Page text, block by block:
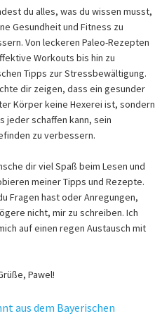
du alles, was du wissen musst,
Gesundheit und Fitness zu
Von leckeren Paleo-Rezepten
Workouts bis hin zu
Tipps zur Stressbewältigung.
dir zeigen, dass ein gesunder
Körper keine Hexerei ist, sondern
jeder schaffen kann, sein
zu verbessern.
dir viel Spaß beim Lesen und
meiner Tipps und Rezepte.
Fragen hast oder Anregungen,
nicht, mir zu schreiben. Ich
auf einen regen Austausch mit
Pawel!
aus dem Bayerischen